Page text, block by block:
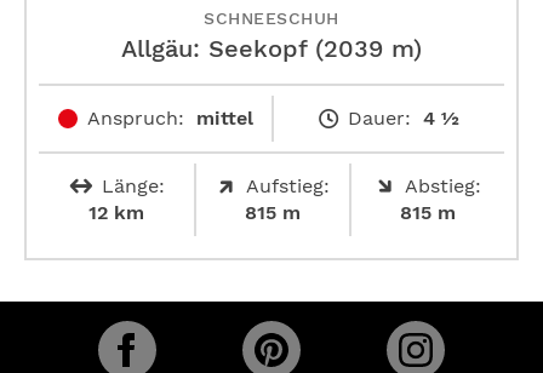
SCHNEESCHUH
Allgäu: Seekopf (2039 m)
Anspruch: mittel Dauer: 4 ½
Länge:
12 km
Aufstieg:
815 m
Abstieg:
815 m